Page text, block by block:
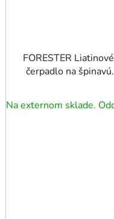
FORESTER Liatinové
čerpadlo na špinavú